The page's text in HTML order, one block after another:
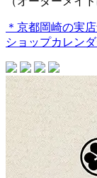
＊京都岡崎の実
ショップカレン